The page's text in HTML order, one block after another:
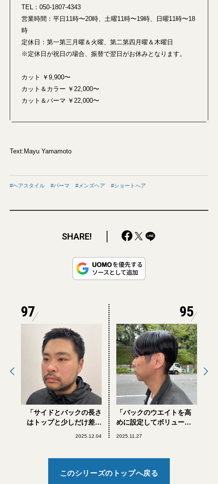
TEL：050-1807-4343
営業時間：平日11時〜20時、土曜11時〜19時、日曜11時〜18
時
定休日：第一第三月曜＆火曜、第二第四月曜＆木曜日
※定休日が祝日の場合、振替で翌日がお休みとなります。
カット ￥9,900〜
カット＆カラー ￥22,000〜
カット＆パーマ ￥22,000〜
Text:Mayu Yamamoto
ヘアスタイル パーマ メンズヘア ショートへア
SHARE!
97
「サイドとバックの長さ
はトップと少しだけ差を
2025.12.04
95
「バックのウエイトを高
めに設定してボリューム
2025.11.27
このシリーズのトップへ戻る